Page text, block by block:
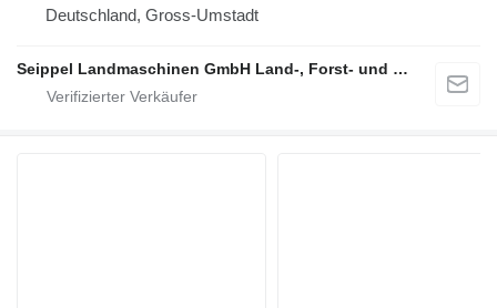
Deutschland, Gross-Umstadt
Seippel Landmaschinen GmbH Land-, Forst- und Gartentechnik